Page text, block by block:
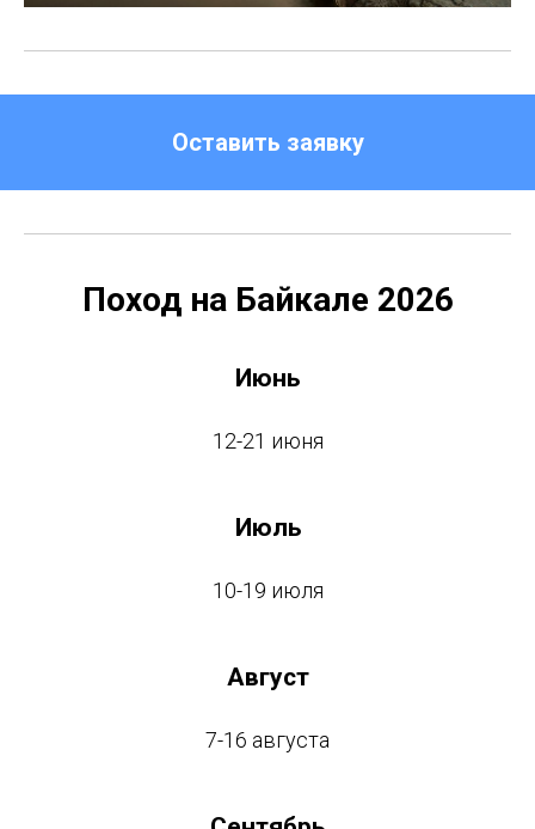
Оставить заявку
Поход на Байкале 2026
Июнь
12-21 июня
Июль
10-19 июля
Август
7-16 августа